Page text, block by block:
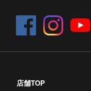
店舗TOP